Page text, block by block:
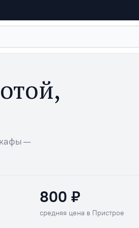
—
Средняя цена в Пристрое
800 ₽
средняя цена в Пристрое